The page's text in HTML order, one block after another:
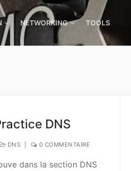
NETWORKING TOOLS
DNS
DNS 0 COMMENTAIRE
dans la section DNS